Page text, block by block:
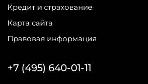
Кредит и страхование
Карта сайта
Правовая информация
+7 (495) 640-01-11